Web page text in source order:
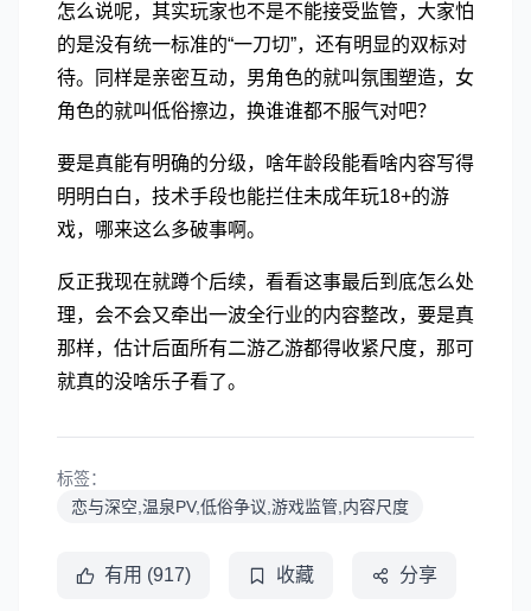
怎么说呢，其实玩家也不是不能接受监管，大家怕
的是没有统一标准的“一刀切”，还有明显的双标对
待。同样是亲密互动，男角色的就叫氛围塑造，女
角色的就叫低俗擦边，换谁谁都不服气对吧？
要是真能有明确的分级，啥年龄段能看啥内容写得
明明白白，技术手段也能拦住未成年玩18+的游
戏，哪来这么多破事啊。
反正我现在就蹲个后续，看看这事最后到底怎么处
理，会不会又牵出一波全行业的内容整改，要是真
那样，估计后面所有二游乙游都得收紧尺度，那可
就真的没啥乐子看了。
标签：
恋与深空,温泉PV,低俗争议,游戏监管,内容尺度
有用 (917) 收藏 分享